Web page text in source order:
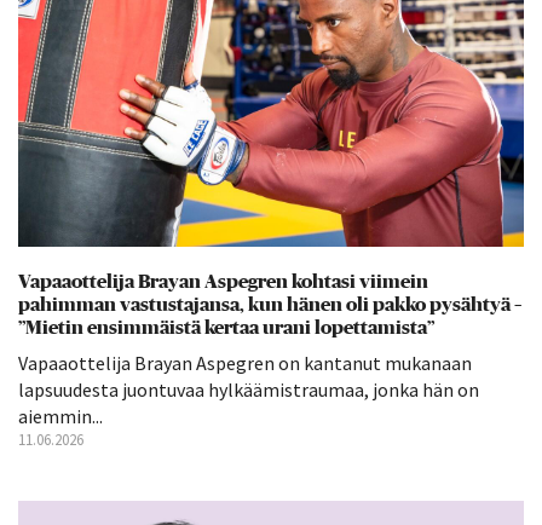
Vapaaottelija Brayan Aspegren kohtasi viimein
pahimman vastustajansa, kun hänen oli pakko pysähtyä –
”Mietin ensimmäistä kertaa urani lopettamista”
Vapaaottelija Brayan Aspegren on kantanut mukanaan
lapsuudesta juontuvaa hylkäämistraumaa, jonka hän on
aiemmin...
11.06.2026